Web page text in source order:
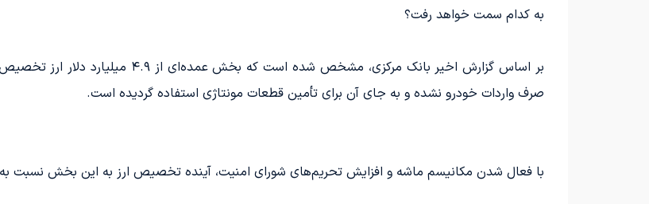
به کدام سمت خواهد رفت؟
بر اساس گزارش اخیر بانک مرکزی، مشخص
صرف واردات خودرو نشده و به جای آن برای تأمین قطعات مونتاژی استفاده گردیده است.
با فعال شدن مکانیسم ماشه و افزایش تحریم‌های شورای امنیت، آینده تخصیص ارز به این بخش نسبت